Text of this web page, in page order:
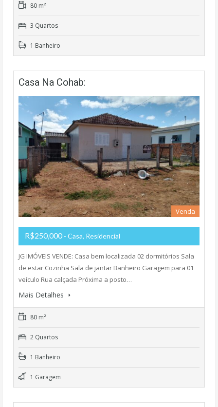
80 m²
3 Quartos
1 Banheiro
Casa Na Cohab:
Venda
R$250,000 - Casa, Residencial
JG IMÓVEIS VENDE: Casa bem localizada 02 dormitórios Sala
de estar Cozinha Sala de jantar Banheiro Garagem para 01
veículo Rua calçada Próxima a posto…
Mais Detalhes
80 m²
2 Quartos
1 Banheiro
1 Garagem